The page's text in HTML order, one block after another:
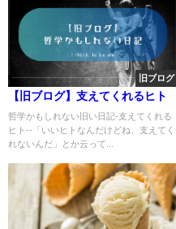
旧ブログ
【旧ブログ】支えてくれるヒト
哲学かもしれない旧い日記-支えてくれる
ヒト--「いいヒトなんだけどね、支えてく
れないんだ」とか云って...